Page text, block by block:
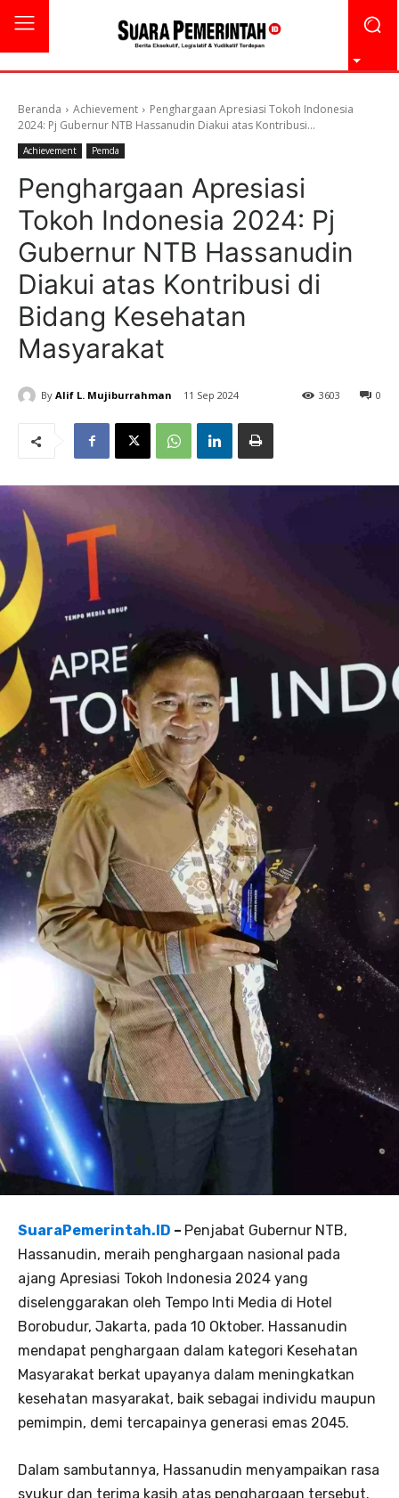
Beranda Achievement
Penghargaan Apresiasi Tokoh Indonesia
2024: Pj Gubernur NTB Hassanudin Diakui atas Kontribusi...
Achievement Pemda
Penghargaan Apresiasi
Tokoh Indonesia 2024: Pj
Gubernur NTB Hassanudin
Diakui atas Kontribusi di
Bidang Kesehatan
Masyarakat
By Alif L. Mujiburrahman 11 Sep 2024 0
3603
SuaraPemerintah.ID – Penjabat Gubernur NTB,
Hassanudin, meraih penghargaan nasional pada
ajang Apresiasi Tokoh Indonesia 2024 yang
diselenggarakan oleh Tempo Inti Media di Hotel
Borobudur, Jakarta, pada 10 Oktober. Hassanudin
mendapat penghargaan dalam kategori Kesehatan
Masyarakat berkat upayanya dalam meningkatkan
kesehatan masyarakat, baik sebagai individu maupun
pemimpin, demi tercapainya generasi emas 2045.
Dalam sambutannya, Hassanudin menyampaikan rasa
syukur dan terima kasih atas penghargaan tersebut.